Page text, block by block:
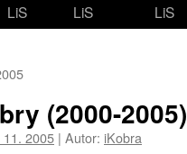
LiS
LiS
LiS
(2000-2005)
11. 2005 | Autor: iKobra